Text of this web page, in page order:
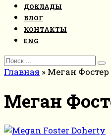
ДОКЛАДЫ
БЛОГ
КОНТАКТЫ
ENG
Search
for:
Главная » Меган
Меган